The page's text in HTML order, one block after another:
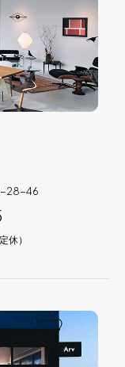
28-46
休）